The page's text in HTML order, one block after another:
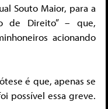
Souto Maior, para a
de Direito” – que,
acionando
é que, apenas se
possível essa greve.